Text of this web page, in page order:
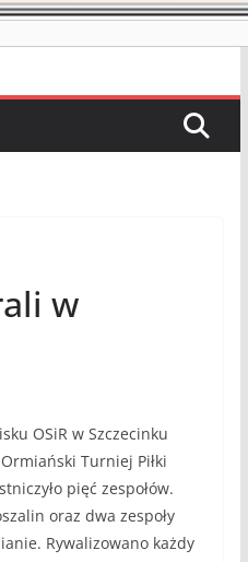
w
OSiR w Szczecinku
Turniej Piłki
pięć zespołów.
oraz dwa zespoły
Rywalizowano każdy